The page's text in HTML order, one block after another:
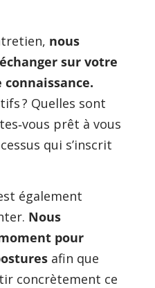
nous
sur votre
? Quelles sont
prêt à vous
qui s’inscrit
également
Nous
pour
afin que
concrètement ce